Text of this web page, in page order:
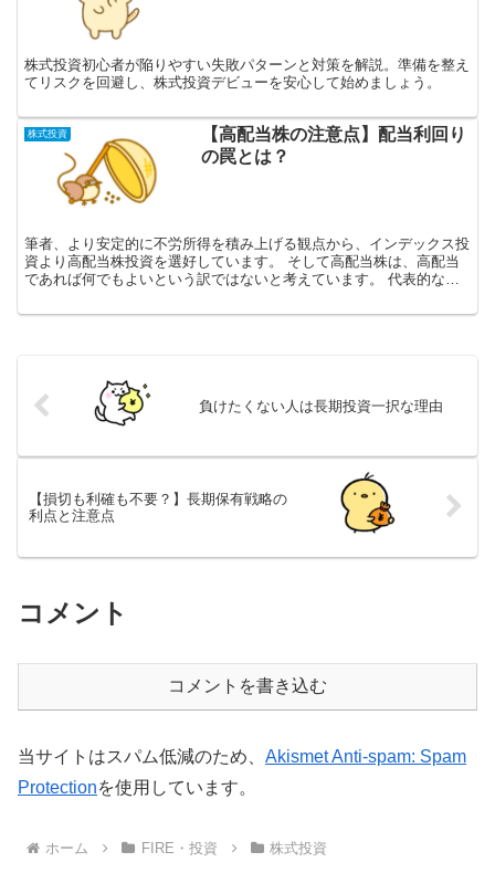
株式投資初心者が陥りやすい失敗パターンと対策を解説。準備を整え
てリスクを回避し、株式投資デビューを安心して始めましょう。
株式投資
【高配当株の注意点】配当利回り
の罠とは？
筆者、より安定的に不労所得を積み上げる観点から、インデックス投
資より高配当株投資を選好しています。 そして高配当株は、高配当
であれば何でもよいという訳ではないと考えています。 代表的な注
負けたくない人は長期投資一択な理由
【損切も利確も不要？】長期保有戦略の
利点と注意点
コメント
コメントを書き込む
当サイトはスパム低減のため、 Akismet Anti-spam: Spam
Protectionを使用しています。
ホーム FIRE・投資 株式投資